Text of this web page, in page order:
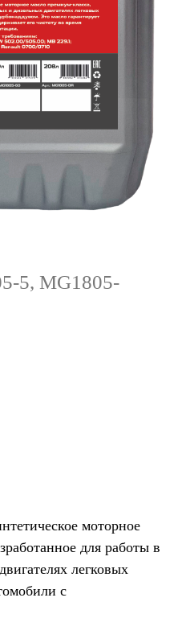
5, MG1805-
моторное
для работы в
легковых
с